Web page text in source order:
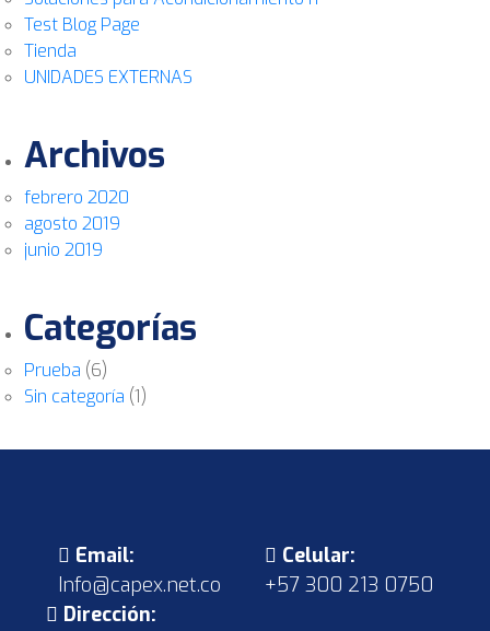
Test Blog Page
Tienda
UNIDADES EXTERNAS
Archivos
febrero 2020
agosto 2019
junio 2019
Categorías
Prueba (6)
Sin categoría (1)
Email:
Info@capex.net.co
Celular:
+57 300 213 0750
Dirección: